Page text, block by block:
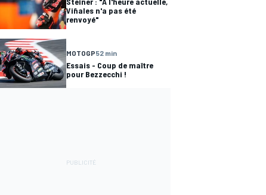
Viñales n'a pas été
renvoyé"
MOTOGP52 min
Essais - Coup de maître
pour Bezzecchi !